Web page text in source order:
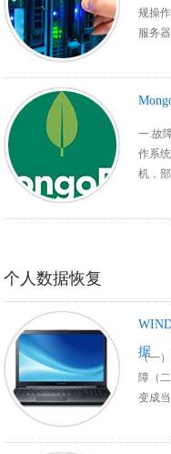
规操
服务
一.故
作系
机，
个人数据恢复
据
（一
障（
变成